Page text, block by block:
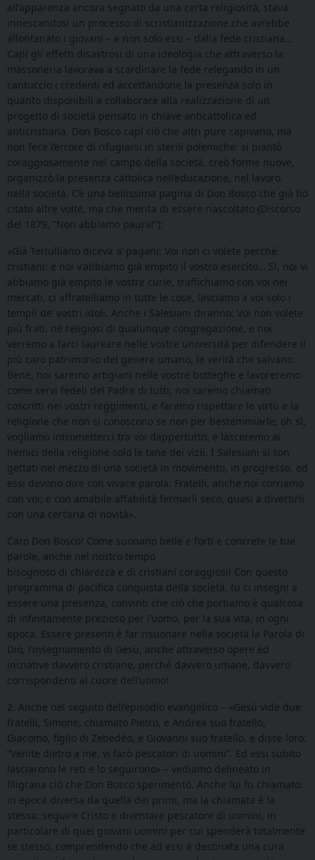
all’apparenza ancora segnato da una certa religiosità, stava
innescandosi un processo di scristianizzazione che avrebbe
allontanato i giovani – e non solo essi – dalla fede cristiana…
Capì gli effetti disastrosi di una ideologia che attraverso la
massoneria lavorava a scardinare la fede relegando in un
cantuccio i credenti ed accettandone la presenza solo in
quanto disponibili a collaborare alla realizzazione di un
progetto di società pensato in chiave anticattolica ed
anticristiana. Don Bosco capì ciò che altri pure capivano, ma
non fece l’errore di rifugiarsi in sterili polemiche: si piantò
coraggiosamente nel campo della società, creò forme nuove,
organizzò la presenza cattolica nell’educazione, nel lavoro,
nella società. C’è una bellissima pagina di Don Bosco che già ho
citato altre volte, ma che merita di essere riascoltato (Discorso
del 1879, “Non abbiamo paura!”):
«Già Terlulliano diceva a’ pagani: Voi non ci volete perché
cristiani: e noi v’abbiamo già empito il vostro esercito… Sì, noi vi
abbiamo già empito le vostre curie, traffichiamo con voi nei
mercati, ci affratelliamo in tutte le cose, lasciamo a voi solo i
templi de’ vostri idoli. Anche i Salesiani diranno: Voi non volete
più frati, né religiosi di qualunque congregazione, e noi
verremo a farci laureare nelle vostre università per difendere il
più caro patrimonio del genere umano, le verità che salvano.
Bene, noi saremo artigiani nelle vostre botteghe e lavoreremo
come servi fedeli del Padre di tutti; noi saremo chiamati
coscritti nei vostri reggimenti, e faremo rispettare le virtù e la
religione che non si conoscono se non per bestemmiarle; oh sì,
vogliamo intrometterci tra voi dappertutto, e lasceremo ai
nemici della religione solo le tane dei vizii. I Salesiani si son
gettati nel mezzo di una società in movimento, in progresso, ed
essi devono dire con vivace parola: Fratelli, anche noi corriamo
con voi; e con amabile affabilità fermarli seco, quasi a divertirli
con una cert’aria di novità».
Caro Don Bosco! Come suonano belle e forti e concrete le tue
parole, anche nel nostro tempo
bisognoso di chiarezza e di cristiani coraggiosi! Con questo
programma di pacifica conquista della società, tu ci insegni a
essere una presenza, convinti che ciò che portiamo è qualcosa
di infinitamente prezioso per l’uomo, per la sua vita, in ogni
epoca. Essere presenti è far risuonare nella società la Parola di
Dio, l’insegnamento di Gesù, anche attraverso opere ed
iniziative davvero cristiane, perché davvero umane, davvero
corrispondenti al cuore dell’uomo!
2. Anche nel seguito dell’episodio evangelico – «Gesù vide due
fratelli, Simone, chiamato Pietro, e Andrea suo fratello,
Giacomo, figlio di Zebedèo, e Giovanni suo fratello, e disse loro:
“Venite dietro a me, vi farò pescatori di uomini”. Ed essi subito
lasciarono le reti e lo seguirono» – vediamo delineato in
filigrana ciò che Don Bosco sperimentò. Anche lui fu chiamato:
in epoca diversa da quella dei primi, ma la chiamata è la
stessa: seguire Cristo e diventare pescatore di uomini, in
particolare di quei giovani uomini per cui spenderà totalmente
se stesso, comprendendo che ad essi è destinata una cura